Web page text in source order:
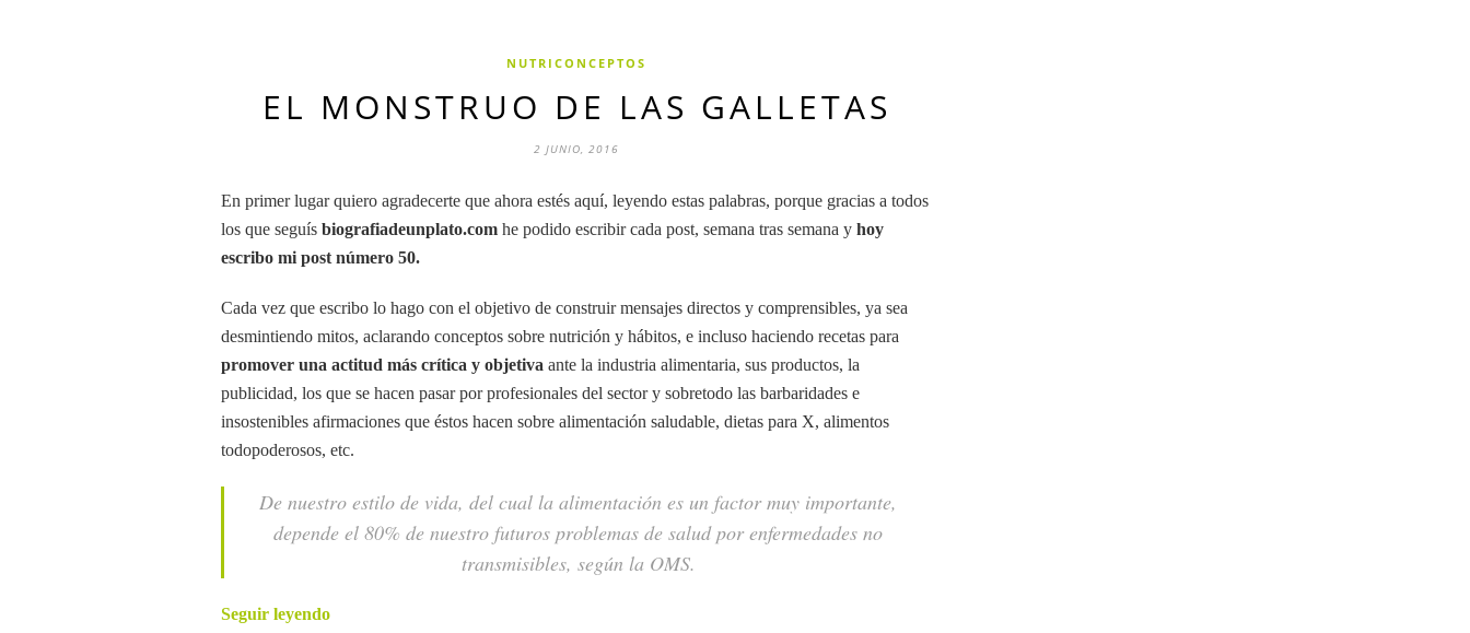
NUTRICONCEPTOS
EL MONSTRUO DE LAS GALLETAS
2 JUNIO, 2016
En primer lugar quiero agradecerte que ahora estés aquí, leyendo estas palabras, porque gracias a todos
los que seguís biografiadeunplato.com he podido escribir cada post, semana tras semana y hoy
escribo mi post número 50.
Cada vez que escribo lo hago con el objetivo de construir mensajes directos y comprensibles, ya sea
desmintiendo mitos, aclarando conceptos sobre nutrición y hábitos, e incluso haciendo recetas para
promover una actitud más crítica y objetiva ante la industria alimentaria, sus productos, la
publicidad, los que se hacen pasar por profesionales del sector y sobretodo las barbaridades e
insostenibles afirmaciones que éstos hacen sobre alimentación saludable, dietas para X, alimentos
todopoderosos, etc.
De nuestro estilo de vida, del cual la alimentación es un factor muy importante,
depende el 80% de nuestro futuros problemas de salud por enfermedades no
transmisibles, según la OMS.
Seguir leyendo